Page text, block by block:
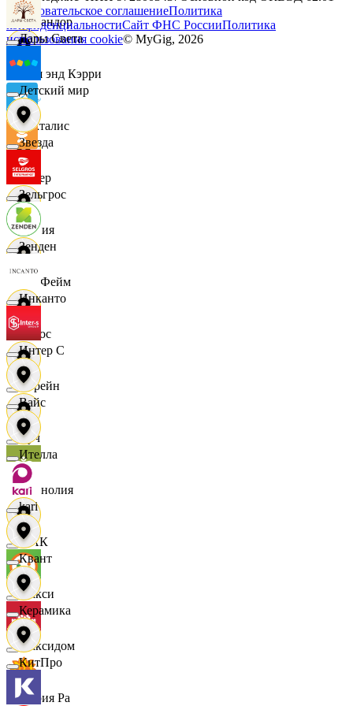
Командор
Кэш энд Кэрри
Лакталис
Левер
Линия
ЛисФейм
Логос
Лорейн
Луч
Магнолия
МАК
Макси
Максидом
Мария Ра
Дары Света
Детский мир
Звезда
Зельгрос
Зенден
Инканто
Интер С
Вайс
Ителла
kari
Квант
Керамика
КитПро
Пользовательское соглашениеПолитика
конфиденциальностиСайт ФНС РоссииПолитика
использования cookie© MyGig, 2026